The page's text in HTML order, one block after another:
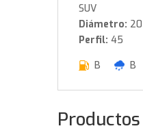
SUV
Diámetro: 20
Perfil: 45
B